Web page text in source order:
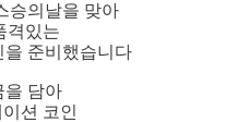
승의날을 맞아
격있는
을 준비했습니다
을 담아
션 코인